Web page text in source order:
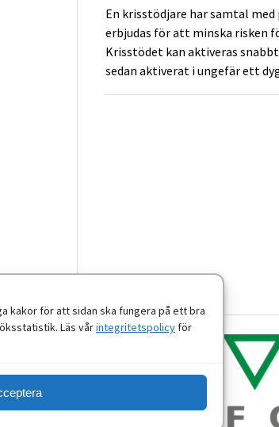
kakor för att sidan ska fungera på ett bra
Läs vårintegritetspolicy för
En krisstödjare har samtal
erbjudas för att minska risken
Krisstödet kan aktiveras
sedan aktiverat i ungefär ett